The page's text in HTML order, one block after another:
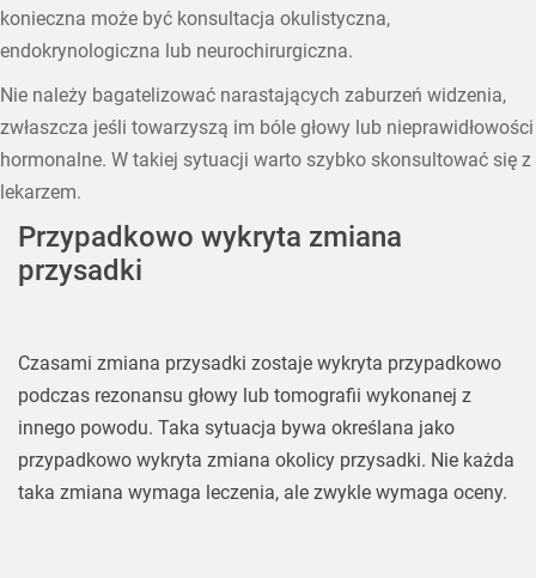
konieczna może być konsultacja okulistyczna,
endokrynologiczna lub neurochirurgiczna.
Nie należy bagatelizować narastających zaburzeń widzenia,
zwłaszcza jeśli towarzyszą im bóle głowy lub nieprawidłowości
hormonalne. W takiej sytuacji warto szybko skonsultować się z
lekarzem.
Przypadkowo wykryta zmiana
przysadki
Czasami zmiana przysadki zostaje wykryta przypadkowo
podczas rezonansu głowy lub tomografii wykonanej z
innego powodu. Taka sytuacja bywa określana jako
przypadkowo wykryta zmiana okolicy przysadki. Nie każda
taka zmiana wymaga leczenia, ale zwykle wymaga oceny.